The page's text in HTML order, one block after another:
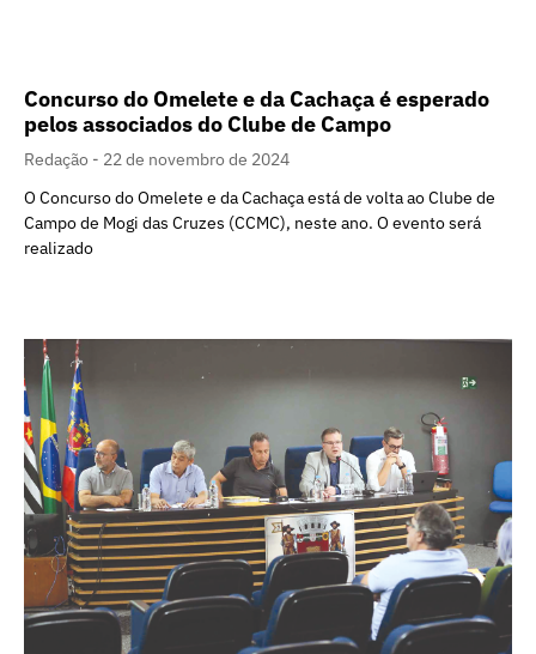
Concurso do Omelete e da Cachaça é esperado
pelos associados do Clube de Campo
Redação
22 de novembro de 2024
O Concurso do Omelete e da Cachaça está de volta ao Clube de
Campo de Mogi das Cruzes (CCMC), neste ano. O evento será
realizado